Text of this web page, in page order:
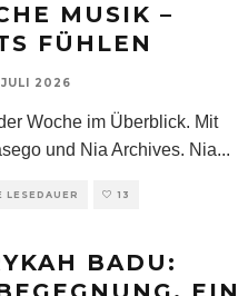
MUSIK –
FÜHLEN
JULI 2026
Woche im Überblick. Mit
und Nia Archives. Nia...
LESEDAUER 13
BADU: